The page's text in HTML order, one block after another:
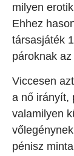
milyen
Ehhez
társasjáték
pároknak
Viccesen
a nő irányít,
valamilyen
pénisz